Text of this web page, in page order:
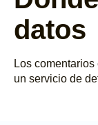
datos
Los
un servicio de